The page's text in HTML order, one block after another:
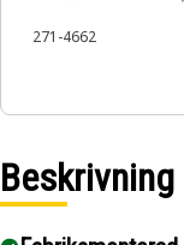
271-4662
Beskrivning